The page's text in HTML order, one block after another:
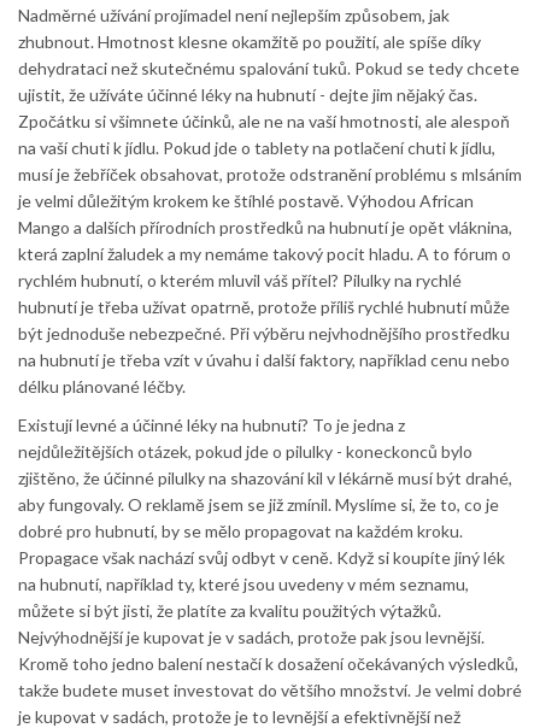
Nadměrné užívání projímadel není nejlepším způsobem, jak
zhubnout. Hmotnost klesne okamžitě po použití, ale spíše díky
dehydrataci než skutečnému spalování tuků. Pokud se tedy chcete
ujistit, že užíváte účinné léky na hubnutí - dejte jim nějaký čas.
Zpočátku si všimnete účinků, ale ne na vaší hmotnosti, ale alespoň
na vaší chuti k jídlu. Pokud jde o tablety na potlačení chuti k jídlu,
musí je žebříček obsahovat, protože odstranění problému s mlsáním
je velmi důležitým krokem ke štíhlé postavě. Výhodou African
Mango a dalších přírodních prostředků na hubnutí je opět vláknina,
která zaplní žaludek a my nemáme takový pocit hladu. A to fórum o
rychlém hubnutí, o kterém mluvil váš přítel? Pilulky na rychlé
hubnutí je třeba užívat opatrně, protože příliš rychlé hubnutí může
být jednoduše nebezpečné. Při výběru nejvhodnějšího prostředku
na hubnutí je třeba vzít v úvahu i další faktory, například cenu nebo
délku plánované léčby.
Existují levné a účinné léky na hubnutí? To je jedna z
nejdůležitějších otázek, pokud jde o pilulky - koneckonců bylo
zjištěno, že účinné pilulky na shazování kil v lékárně musí být drahé,
aby fungovaly. O reklamě jsem se již zmínil. Myslíme si, že to, co je
dobré pro hubnutí, by se mělo propagovat na každém kroku.
Propagace však nachází svůj odbyt v ceně. Když si koupíte jiný lék
na hubnutí, například ty, které jsou uvedeny v mém seznamu,
můžete si být jisti, že platíte za kvalitu použitých výtažků.
Nejvýhodnější je kupovat je v sadách, protože pak jsou levnější.
Kromě toho jedno balení nestačí k dosažení očekávaných výsledků,
takže budete muset investovat do většího množství. Je velmi dobré
je kupovat v sadách, protože je to levnější a efektivnější než